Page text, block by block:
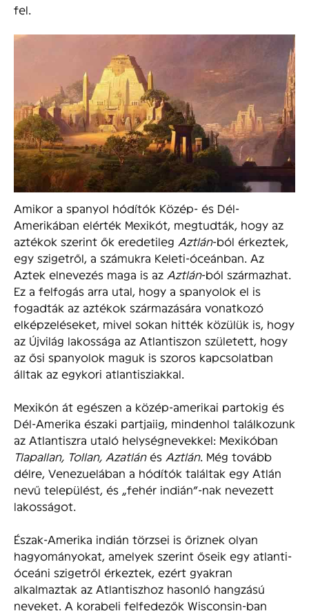
fel.
Amikor a spanyol hódítók Közép- és Dél-
Amerikában elérték Mexikót, megtudták, hogy az
aztékok szerint ők eredetileg Aztlán-ból érkeztek,
egy szigetről, a számukra Keleti-óceánban. Az
Aztek elnevezés maga is az Aztlán-ból származhat.
Ez a felfogás arra utal, hogy a spanyolok el is
fogadták az aztékok származására vonatkozó
elképzeléseket, mivel sokan hitték közülük is, hogy
az Újvilág lakossága az Atlantiszon született, hogy
az ősi spanyolok maguk is szoros kapcsolatban
álltak az egykori atlantisziakkal.
Mexikón át egészen a közép-amerikai partokig és
Dél-Amerika északi partjaiig, mindenhol találkozunk
az Atlantiszra utaló helységnevekkel: Mexikóban
Tlapallan, Tollan, Azatlánés Aztlán. Még tovább
délre, Venezuelában a hódítók találtak egy Atlán
nevű települést, és „fehér indián”-nak nevezett
lakosságot.
Észak-Amerika indián törzsei is őriznek olyan
hagyományokat, amelyek szerint őseik egy atlanti-
óceáni szigetről érkeztek, ezért gyakran
alkalmaztak az Atlantiszhoz hasonló hangzású
neveket. A korabeli felfedezők Wisconsin-ban